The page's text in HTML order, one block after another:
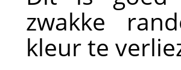
zwakke
kleur te